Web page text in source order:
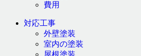
費用
対応工事
外壁塗装
室内の塗装
屋根塗装